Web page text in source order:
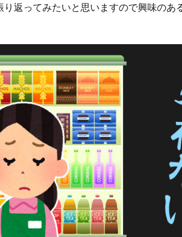
返ってみたいと思いますので興味のあ